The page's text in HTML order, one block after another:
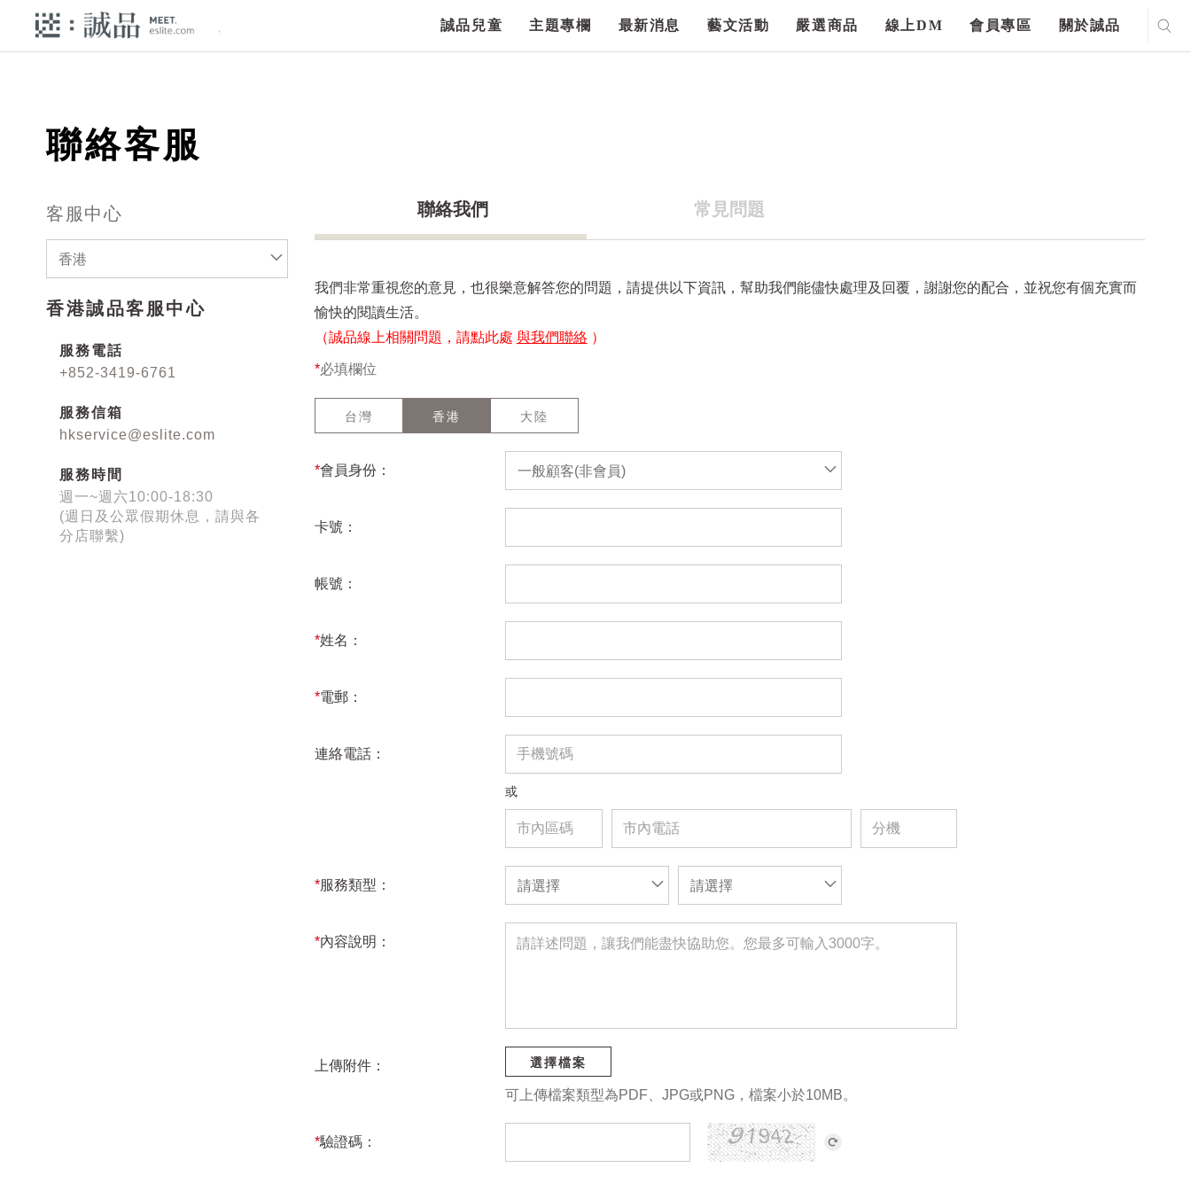
誠品兒童 主題專欄 最新消息 藝文活動 嚴選商品 線上DM 會員專區 關於誠品
聯絡客服
客服中心
香港
香港誠品客服中心
服務電話
+852-3419-6761
服務信箱
hkservice@eslite.com
服務時間
週一~週六10:00-18:30
(週日及公眾假期休息，請與各
分店聯繫)
聯絡我們 常見問題
我們非常重視您的意見，也很樂意解答您的問題，請提供以下資訊，幫助我們能儘快處理及回覆，謝謝您的配合，並祝您有個充實而
愉快的閱讀生活。
（誠品線上相關問題，請點此處 與我們聯絡 ）
*必填欄位
台灣 香港 大陸
*會員身份： 一般顧客(非會員)
卡號：
帳號：
*姓名：
*電郵：
連絡電話：
或
*服務類型： 請選擇 請選擇
*內容說明：
上傳附件： 選擇檔案
可上傳檔案類型為PDF、JPG或PNG，檔案小於10MB。
*驗證碼：